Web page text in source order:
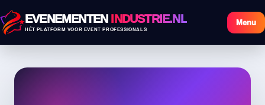
EVENEMENTEN INDUSTRIE.NL
HÉT PLATFORM VOOR EVENT PROFESSIONALS
Menu